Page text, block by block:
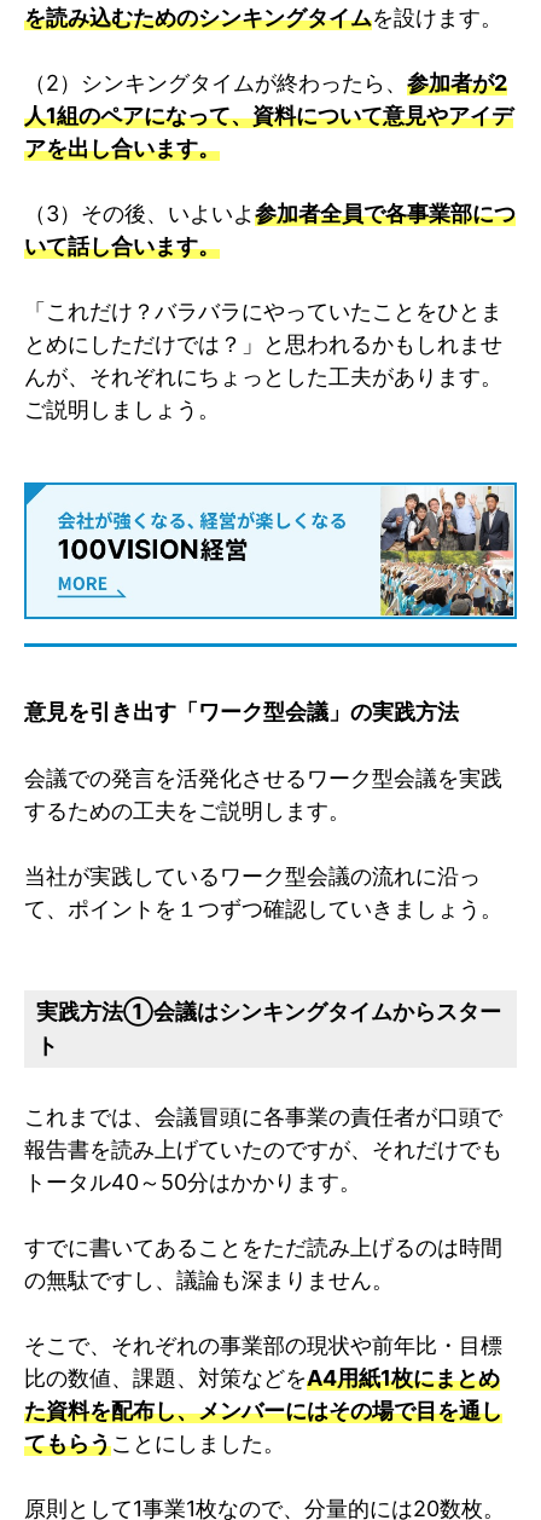
を読み込むためのシンキングタイムを設けます。
（2）シンキングタイムが終わったら、 参加者が2
人1組のペアになって、資料について意見やアイデ
アを出し合います。
（3）その後、いよいよ参加者全員で各事業部につ
いて話し合います。
「これだけ？バラバラにやっていたことをひとま
とめにしただけでは？」と思われるかもしれませ
んが、それぞれにちょっとした工夫があります。
ご説明しましょう。
意見を引き出す「ワーク型会議」の実践方法
会議での発言を活発化させるワーク型会議を実践
するための工夫をご説明します。
当社が実践しているワーク型会議の流れに沿っ
て、ポイントを１つずつ確認していきましょう。
実践方法①会議はシンキングタイムからスター
ト
これまでは、会議冒頭に各事業の責任者が口頭で
報告書を読み上げていたのですが、それだけでも
トータル40～50分はかかります。
すでに書いてあることをただ読み上げるのは時間
の無駄ですし、議論も深まりません。
そこで、それぞれの事業部の現状や前年比・目標
比の数値、課題、対策などをA4用紙1枚にまとめ
た資料を配布し、メンバーにはその場で目を通し
てもらうことにしました。
原則として1事業1枚なので、分量的には20数枚。